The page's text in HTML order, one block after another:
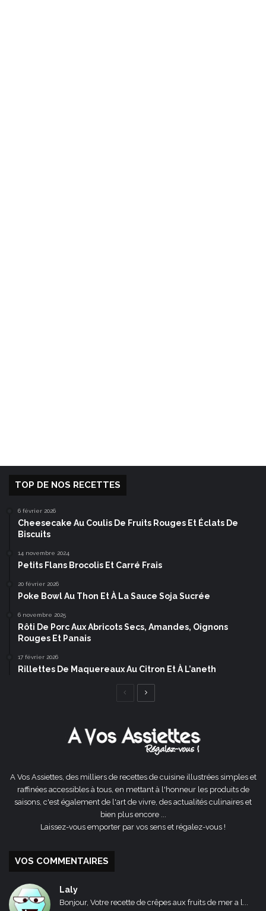
TOP DE NOS RECETTES
6 février 2026
Cheesecake Au Coulis De Fruits Rouges Et Éclats De
Biscuits
14 novembre 2024
Petits Flans Brocolis Et Carré Frais
20 février 2026
Poke Bowl Au Thon Et À La Sauce Soja Sucrée
6 novembre 2025
Rôti De Porc Aux Abricots Secs, Amandes, Oignons
Rouges Et Panais
17 février 2026
Rillettes De Maquereaux Au Citron Et À L’aneth
Page
A Vos Assiettes, des milliers de recettes de cuisine illustrées simples et
raffinées accessibles à tous, en mettant à l'honneur les produits de
saisons, c'est également de l'art de vivre, des actualités culinaires et
bien plus encore ...
Laissez-vous emporter par vos sens et régalez-vous !
VOS COMMENTAIRES
Laly
Bonjour, Votre recette de crêpes aux fruits de mer a l...